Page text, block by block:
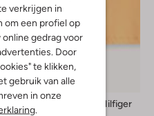
verkrijgen in
om een profiel op
gedrag voor
Door
te klikken,
gebruik van alle
in onze
.
-50%
Tommy Hilfiger